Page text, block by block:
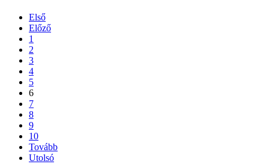
Első
Előző
1
2
3
4
5
6
7
8
9
10
Tovább
Utolsó